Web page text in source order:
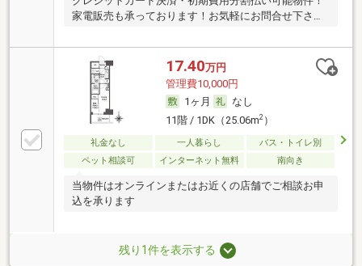
家電販売も承っております！お気軽にお問合せ下さ
17.40万円
管理費10,000円
1ヶ月
なし
11階 / 1DK（25.06m2）
礼金なし 一人暮らし
バス・トイレ別
ペット相談可
インターネット無料 南向き
当物件はオンラインまたはお近くの店舗でご相談お申
込を承ります
残り1件を表示する